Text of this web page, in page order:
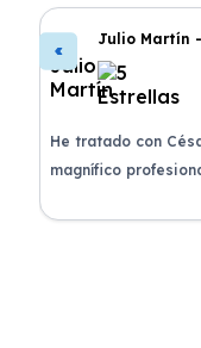
Julio Martín -
He tratado con
magnífico
recomiendo un